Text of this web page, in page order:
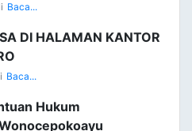
Baca...
DI HALAMAN KANTOR
Baca...
Hukum